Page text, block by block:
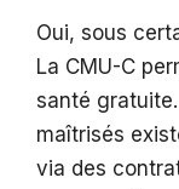
Oui, sous
La CMU-C
santé
maîtrisés
via des